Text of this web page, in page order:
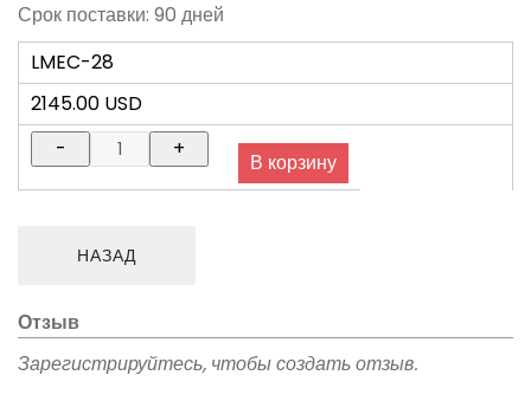
Срок поставки: 90 дней
LMEC-28
2145.00 USD
Отзыв
Зарегистрируйтесь, чтобы создать отзыв.